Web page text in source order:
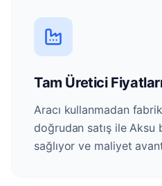
Tam Üretici
Aracı kullanmadan
doğrudan satış ile Aksu
sağlıyor ve maliyet